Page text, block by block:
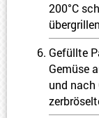
200°C
Gefüllte
Gemüse
und